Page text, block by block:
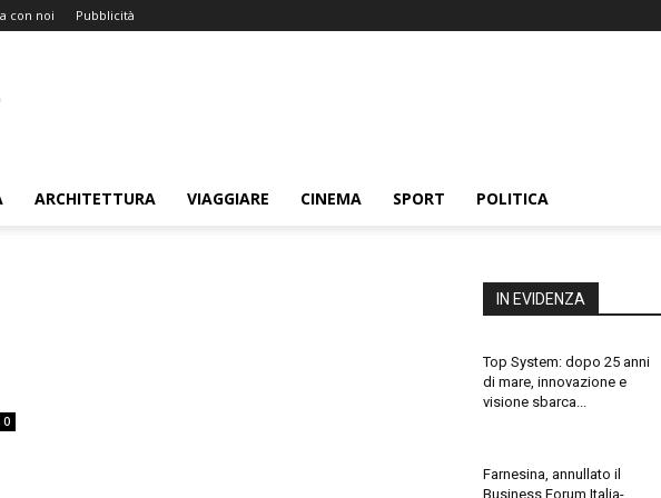
con noi Pubblicità
ARCHITETTURA VIAGGIARE CINEMA SPORT POLITICA
0
IN EVIDENZA
Top System: dopo 25 anni
di mare, innovazione e
visione sbarca...
Farnesina, annullato il
Business Forum Italia-